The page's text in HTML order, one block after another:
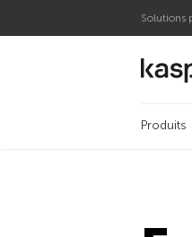
Solutions
Produits